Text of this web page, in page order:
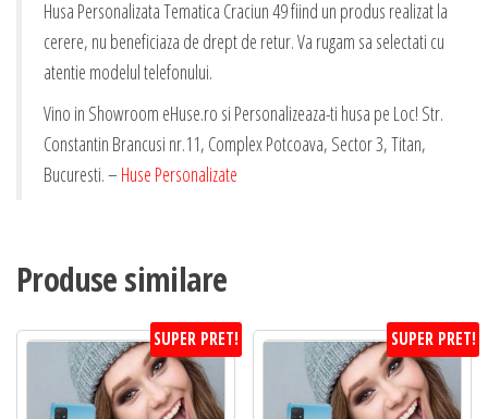
Husa Personalizata Tematica Craciun 49 fiind un produs realizat la
cerere, nu beneficiaza de drept de retur. Va rugam sa selectati cu
atentie modelul telefonului.
Vino in Showroom eHuse.ro si Personalizeaza-ti husa pe Loc! Str.
Constantin Brancusi nr.11, Complex Potcoava, Sector 3, Titan,
Bucuresti. – Huse Personalizate
Produse similare
SUPER PRET! SUPER PRET!